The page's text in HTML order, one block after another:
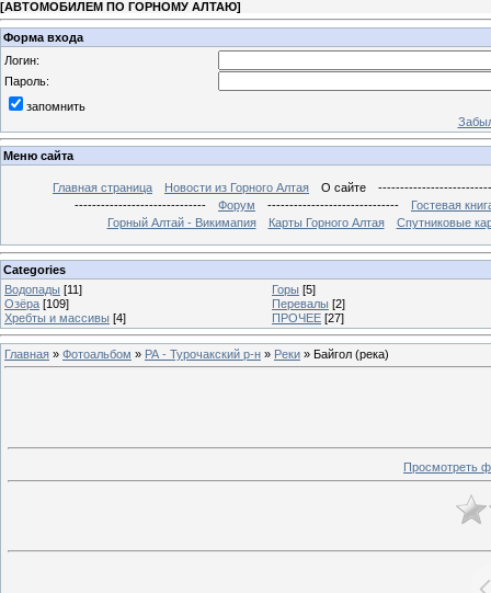
[АВТОМОБИЛЕМ ПО ГОРНОМУ АЛТАЮ]
Форма входа
Логин:
Пароль:
запомнить
Меню сайта
Главная страница Новости из Горного Алтая О сайте
------------------------------
Форум ------------------------------
Гостевая
Горный Алтай - Викимапия
Карты Горного Алтая Спутниковые
Categories
Водопады [11] Горы [5]
Озёра [109] Перевалы [2]
Хребты и массивы [4] ПРОЧЕЕ [27]
Главная » Фотоальбом » РА - Турочакский р-н » Реки » Байгол (река)
Просмотреть